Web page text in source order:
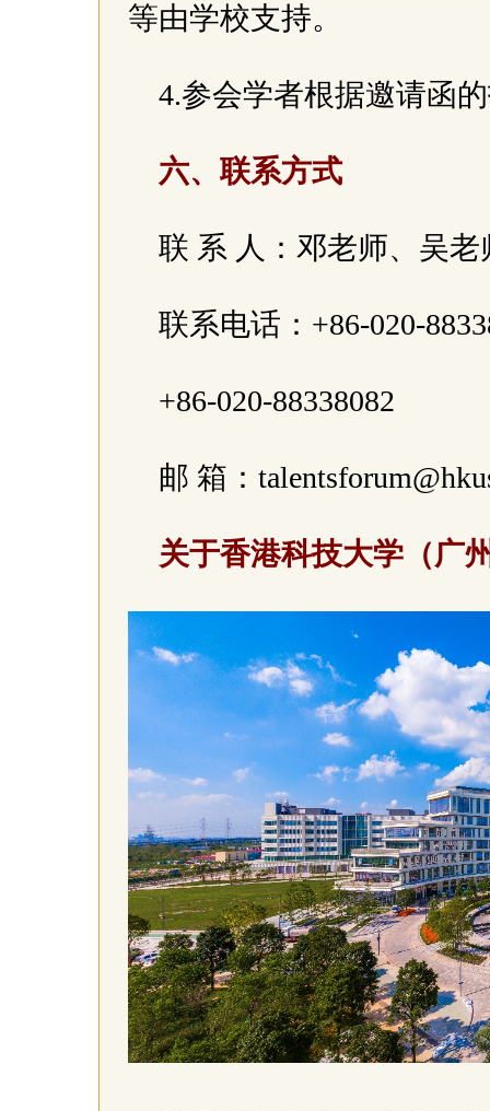
等由学校支持。
4.参会学者根据邀请函
六、联系方式
联 系 人：邓老师、吴
联系电话：+86-020-
+86-020-88338082
邮 箱：
关于香港科技大学（广